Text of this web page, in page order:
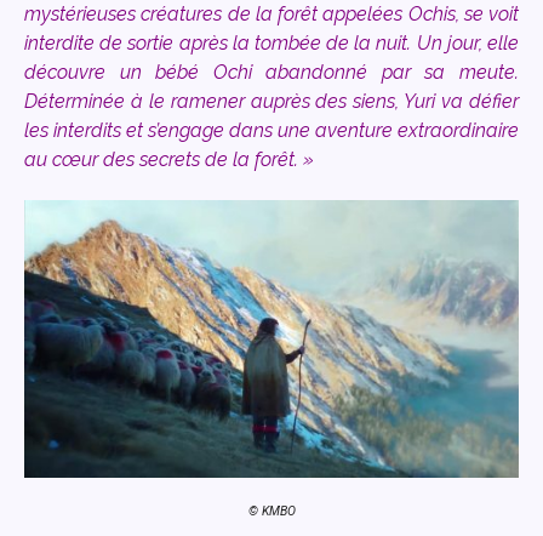
mystérieuses créatures de la forêt appelées Ochis, se voit
interdite de sortie après la tombée de la nuit. Un jour, elle
découvre un bébé Ochi abandonné par sa meute.
Déterminée à le ramener auprès des siens, Yuri va défier
les interdits et s’engage dans une aventure extraordinaire
au cœur des secrets de la forêt. »
© KMBO